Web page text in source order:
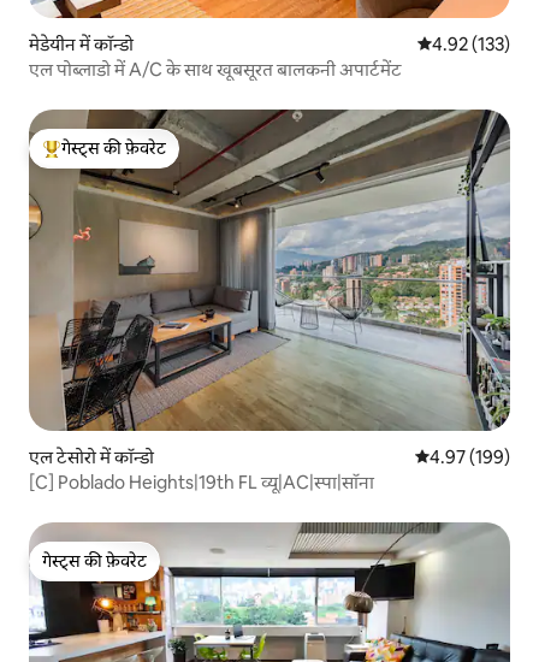
मेडेयीन में कॉन्डो औसत रेटिंग 5 में से
4.92 (133)
एल पोब्लाडो में A/C के साथ खूबसूरत बालकनी अपार्टमेंट
गेस्ट्स का टॉप फ़ेवरेट
गेस्ट्स की फ़ेवरेट
एल टेसोरो में कॉन्डो औसत रेटिंग 5 में से
4.97 (199)
[C] Poblado Heights|19th FL व्यू|AC|स्पा|सॉना
गेस्ट्स की फ़ेवरेट
गेस्ट्स की फ़ेवरेट